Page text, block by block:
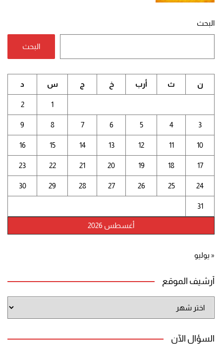
البحث
البحث
أغسطس 2026
ن ث أرب خ ج س د
1
2
3
4
5
6
7
8
9
10
11
12
13
14
15
16
17
18
19
20
21
22
23
24
25
26
27
28
29
30
31
« يوليو
أرشيف الموقع
الموقع
السؤال الآن